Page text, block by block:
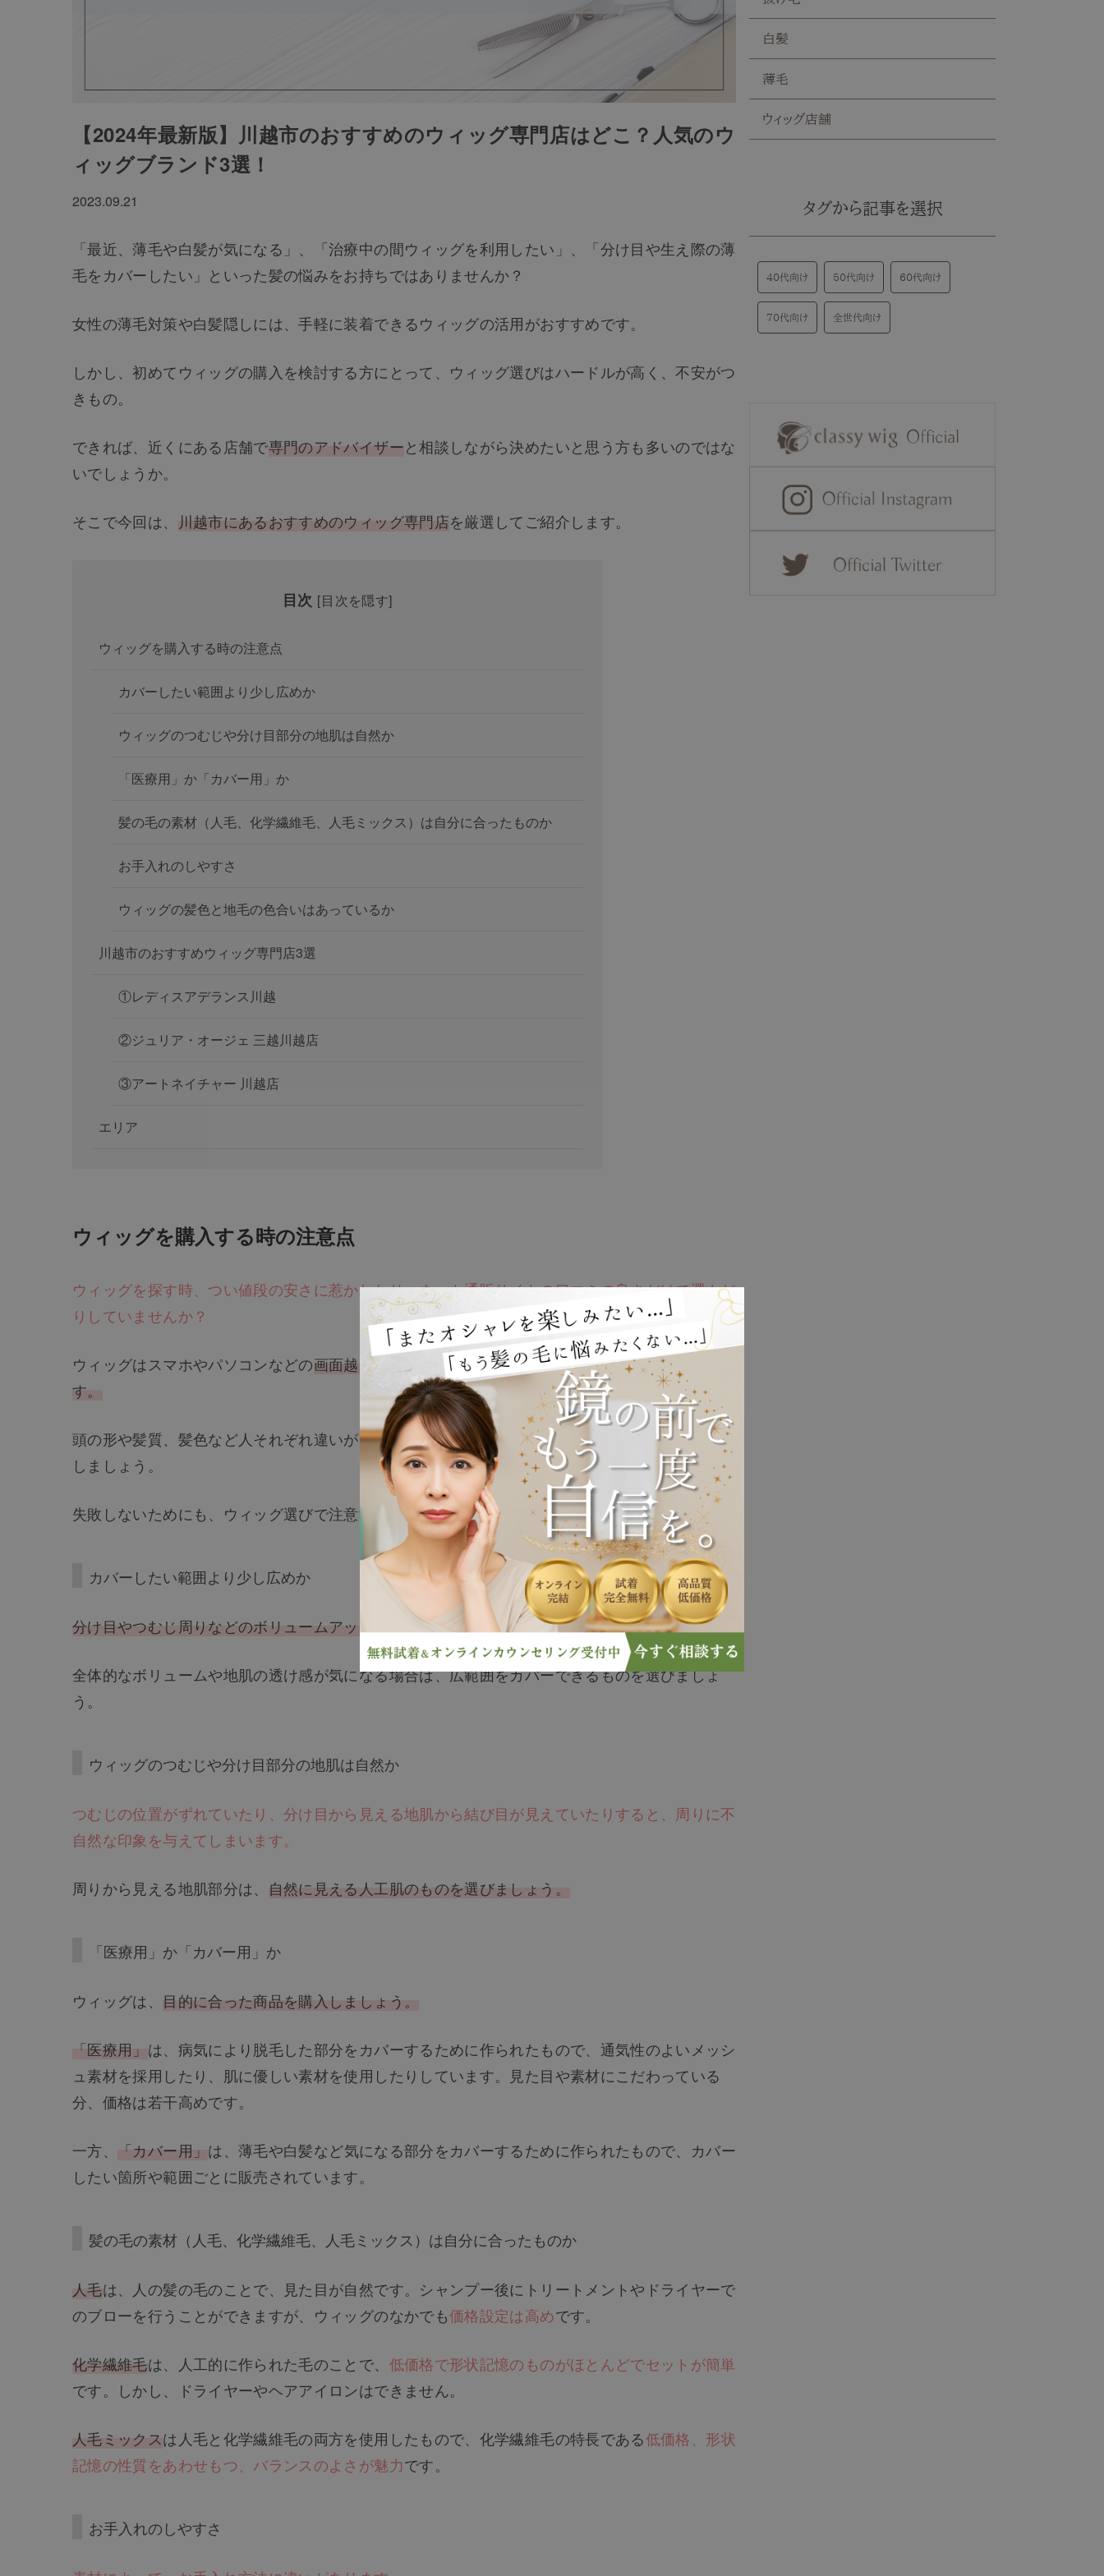
【2024年最新版】川越市のおすすめのウィッグ専門店はどこ？人気のウ
ィッグブランド3選！
2023.09.21
「最近、薄毛や白髪が気になる」、「治療中の間ウィッグを利用したい」、「分け目や生え際の薄
毛をカバーしたい」といった髪の悩みをお持ちではありませんか？
女性の薄毛対策や白髪隠しには、手軽に装着できるウィッグの活用がおすすめです。
しかし、初めてウィッグの購入を検討する方にとって、ウィッグ選びはハードルが高く、不安がつ
きもの。
できれば、近くにある店舗で専門のアドバイザーと相談しながら決めたいと思う方も多いのではな
いでしょうか。
そこで今回は、 川越市にあるおすすめのウィッグ専門店を厳選してご紹介します。
目次 [目次を隠す]
ウィッグを購入する時の注意点
カバーしたい範囲より少し広めか
ウィッグのつむじや分け目部分の地肌は自然か
「医療用」か「カバー用」か
髪の毛の素材（人毛、化学繊維毛、人毛ミックス）は自分に合ったものか
お手入れのしやすさ
ウィッグの髪色と地毛の色合いはあっているか
川越市のおすすめウィッグ専門店3選
①レディスアデランス川越
②ジュリア・オージェ 三越川越店
③アートネイチャー 川越店
エリア
ウィッグを購入する時の注意点
ウィッグを探す時、つい値段の安さに惹かれたり、ネット通販サイトの口コミの良さだけで選んだ
りしていませんか？
ウィッグはスマホやパソコンなどの画面越しで見る場合と実物で見る場合とでは、印象が異なりま
す。
頭の形や髪質、髪色など人それぞれ違いがありますので、自分に合ったウィッグを購入するように
しましょう。
失敗しないためにも、ウィッグ選びで注意する6つポイントを以下でご紹介します。
カバーしたい範囲より少し広めか
分け目やつむじ周りなどのボリュームアップが目的であれば、小さいサイズがおすすめです。
全体的なボリュームや地肌の透け感が気になる場合は、広範囲をカバーできるものを選びましょ
う。
ウィッグのつむじや分け目部分の地肌は自然か
つむじの位置がずれていたり、分け目から見える地肌から結び目が見えていたりすると、周りに不
自然な印象を与えてしまいます。
周りから見える地肌部分は、 自然に見える人工肌のものを選びましょう。
「医療用」か「カバー用」か
ウィッグは、 目的に合った商品を購入しましょう。
「医療用」 は、病気により脱毛した部分をカバーするために作られたもので、通気性のよいメッシ
ュ素材を採用したり、肌に優しい素材を使用したりしています。見た目や素材にこだわっている
分、価格は若干高めです。
一方、 「カバー用」 は、薄毛や白髪など気になる部分をカバーするために作られたもので、カバー
したい箇所や範囲ごとに販売されています。
髪の毛の素材（人毛、化学繊維毛、人毛ミックス）は自分に合ったものか
人毛は、人の髪の毛のことで、見た目が自然です。シャンプー後にトリートメントやドライヤーで
のブローを行うことができますが、ウィッグのなかでも価格設定は高めです。
化学繊維毛は、人工的に作られた毛のことで、 低価格で形状記憶のものがほとんどでセットが簡単
です。しかし、ドライヤーやヘアアイロンはできません。
人毛ミックスは人毛と化学繊維毛の両方を使用したもので、化学繊維毛の特長である低価格、形状
記憶の性質をあわせもつ、バランスのよさが魅力です。
お手入れのしやすさ
白髪
薄毛
ウィッグ店舗
タグから記事を選択
40代向け 50代向け 60代向け
70代向け 全世代向け